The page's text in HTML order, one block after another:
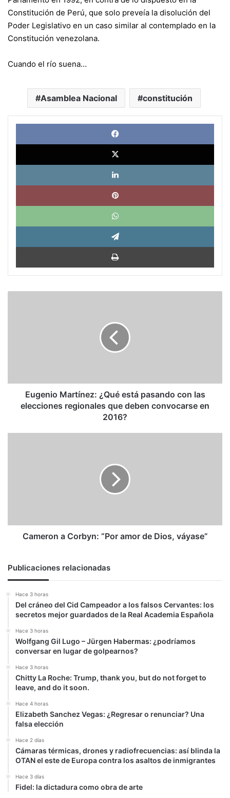
Constitución de Perú, que solo preveía la disolución del
Poder Legislativo en un caso similar al contemplado en la
Constitución venezolana.
Cuando el río suena…
Asamblea Nacional constitución
X
regionales
deben
Eugenio Martínez: ¿Qué está pasando con las
elecciones regionales que deben convocarse en
2016?
Cameron a Corbyn: “Por amor de Dios, váyase”
Publicaciones relacionadas
Hace 3 horas
Del cráneo del Cid Campeador a los falsos Cervantes: los
secretos mejor guardados de la Real Academia Española
Hace 3 horas
Wolfgang Gil Lugo – Jürgen Habermas: ¿podríamos
conversar en lugar de golpearnos?
Hace 3 horas
Chitty La Roche: Trump, thank you, but do not forget to
leave, and do it soon.
Hace 4 horas
Elizabeth Sanchez Vegas: ¿Regresar o renunciar? Una
falsa elección
Hace 2 días
Cámaras térmicas, drones y radiofrecuencias: así blinda la
OTAN el este de Europa contra los asaltos de inmigrantes
Hace 3 días
Fidel: la dictadura como obra de arte